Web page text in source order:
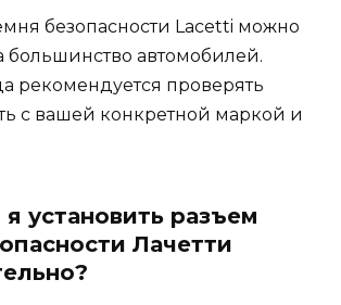
безопасности Lacetti можно
большинство автомобилей.
рекомендуется проверять
с вашей конкретной маркой и
установить разъем
Лачетти